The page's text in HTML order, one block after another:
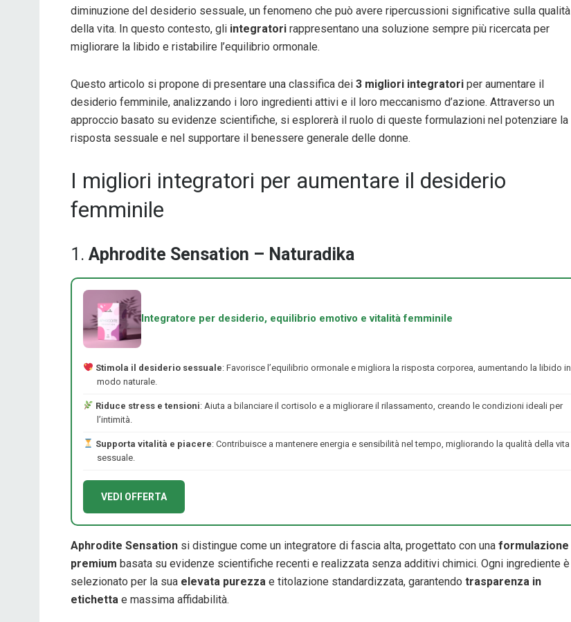
diminuzione del desiderio sessuale, un fenomeno che può avere ripercussioni significative sulla qualità
della vita. In questo contesto, gli integratori rappresentano una soluzione sempre più ricercata per
migliorare la libido e ristabilire l’equilibrio ormonale.
Questo articolo si propone di presentare una classifica dei 3 migliori integratori per aumentare il
desiderio femminile, analizzando i loro ingredienti attivi e il loro meccanismo d’azione. Attraverso un
approccio basato su evidenze scientifiche, si esplorerà il ruolo di queste formulazioni nel potenziare la
risposta sessuale e nel supportare il benessere generale delle donne.
I migliori integratori per aumentare il desiderio
femminile
1. Aphrodite Sensation – Naturadika
Integratore per desiderio, equilibrio emotivo e vitalità femminile
Stimola il desiderio sessuale: Favorisce l’equilibrio ormonale e migliora la risposta corporea, aumentando la libido in
modo naturale.
Riduce stress e tensioni: Aiuta a bilanciare il cortisolo e a migliorare il rilassamento, creando le condizioni ideali per
l’intimità.
Supporta vitalità e piacere: Contribuisce a mantenere energia e sensibilità nel tempo, migliorando la qualità della vita
sessuale.
VEDI OFFERTA
Aphrodite Sensation si distingue come un integratore di fascia alta, progettato con una formulazione
premium basata su evidenze scientifiche recenti e realizzata senza additivi chimici. Ogni ingrediente è
selezionato per la sua elevata purezza e titolazione standardizzata, garantendo trasparenza in
etichetta e massima affidabilità.